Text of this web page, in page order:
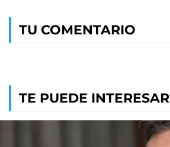
TU COMENTARIO
TE PUEDE INTERESAR